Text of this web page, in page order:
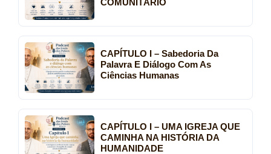
CAPÍTULO I – Sabedoria Da
Palavra E Diálogo Com As
Ciências Humanas
CAPÍTULO I – UMA IGREJA QUE
CAMINHA NA HISTÓRIA DA
HUMANIDADE